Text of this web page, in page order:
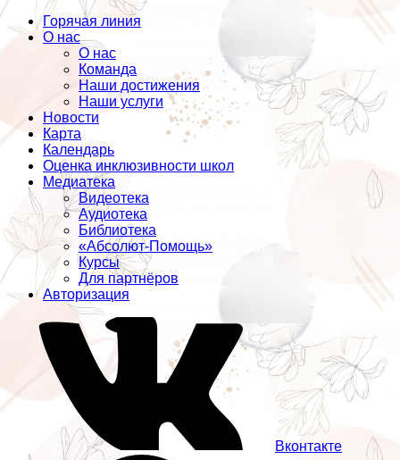
Горячая линия
О нас
О нас
Команда
Наши достижения
Наши услуги
Новости
Карта
Календарь
Оценка инклюзивности школ
Медиатека
Видеотека
Аудиотека
Библиотека
«Абсолют-Помощь»
Курсы
Для партнёров
Авторизация
Вконтакте